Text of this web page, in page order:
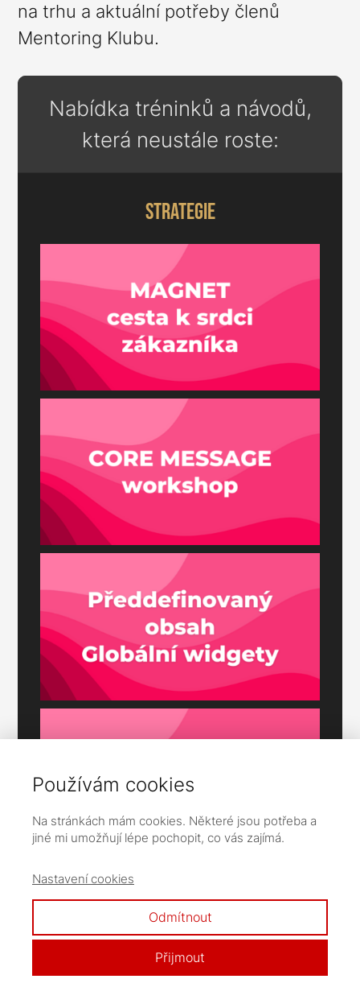
na trhu a aktuální potřeby členů
Mentoring Klubu.
Nabídka tréninků a návodů,
která neustále roste:
strategie
Používám cookies
Na stránkách mám cookies. Některé jsou potřeba a
jiné mi umožňují lépe pochopit, co vás zajímá.
Nastavení cookies
Odmítnout
Přijmout